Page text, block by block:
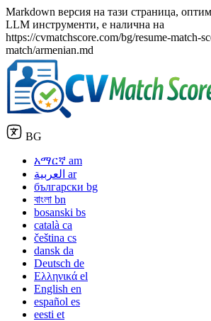
Markdown версия на тази страница,
LLM инструменти, е налична на
https://cvmatchscore.com/bg/resume-match-
match/armenian.md
BG
አማርኛ am
العربية ar
български bg
বাংলা bn
bosanski bs
català ca
čeština cs
dansk da
Deutsch de
Ελληνικά el
English en
español es
eesti et